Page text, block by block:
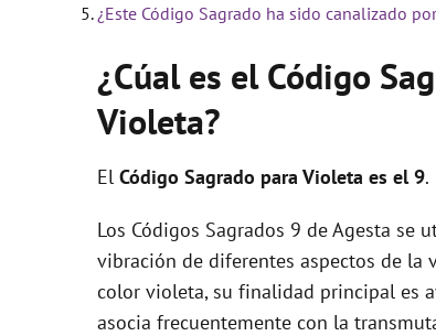
¿Este Código Sagrado ha sido canalizado
¿Cúal es el Código
Violeta?
El Código Sagrado para Violeta es el 9.
Los Códigos Sagrados 9 de Agesta se
vibración de diferentes aspectos de la
color violeta, su finalidad principal es
asocia frecuentemente con la